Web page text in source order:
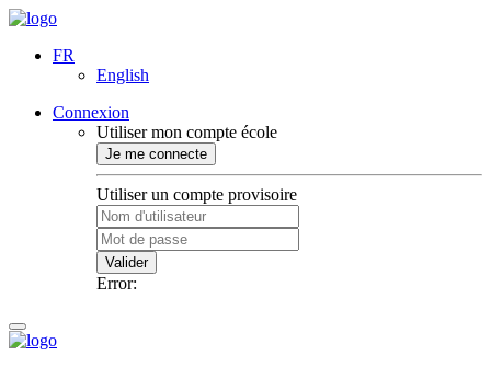
FR
English
Connexion
Utiliser mon compte école
Je me connecte
Utiliser un compte provisoire
Valider
Error: